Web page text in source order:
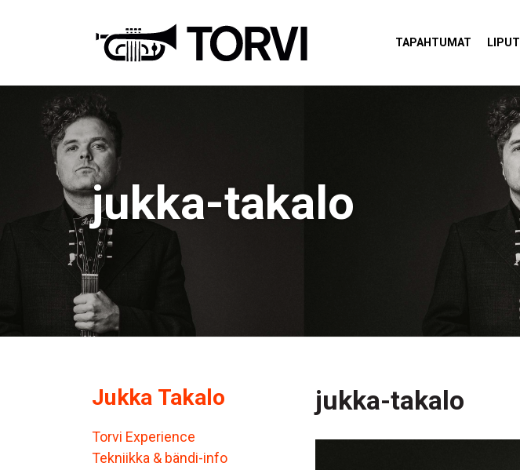
TAPAHTUMAT LIPUT
jukka-takalo
Jukka Takalo
Torvi Experience
Tekniikka & bändi-info
jukka-takalo